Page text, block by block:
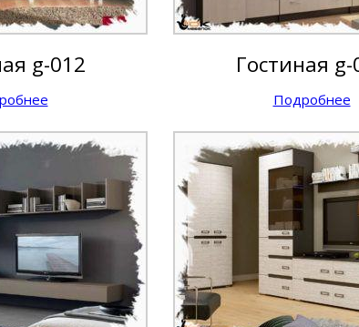
g-012 Гостиная g-
Подробнее